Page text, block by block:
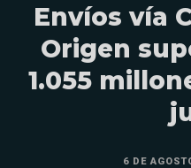
Envíos vía
Origen
1.055
6 DE